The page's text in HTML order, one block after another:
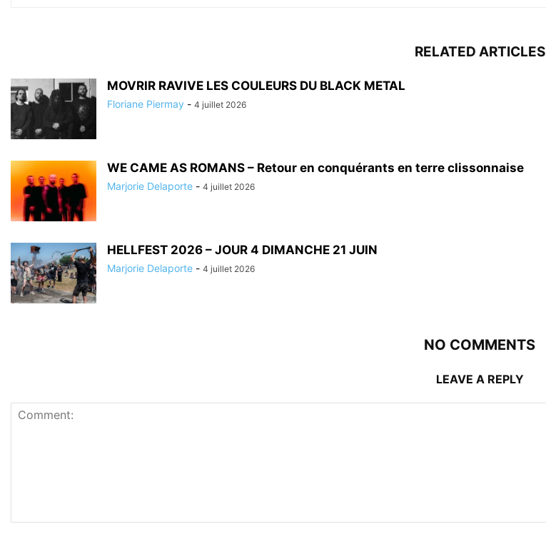
RELATED ARTICLES
MOVRIR RAVIVE LES COULEURS DU BLACK METAL
Floriane Piermay - 4 juillet 2026
WE CAME AS ROMANS – Retour en conquérants en terre clissonnaise
Marjorie Delaporte - 4 juillet 2026
HELLFEST 2026 – JOUR 4 DIMANCHE 21 JUIN
Marjorie Delaporte - 4 juillet 2026
NO COMMENTS
LEAVE A REPLY